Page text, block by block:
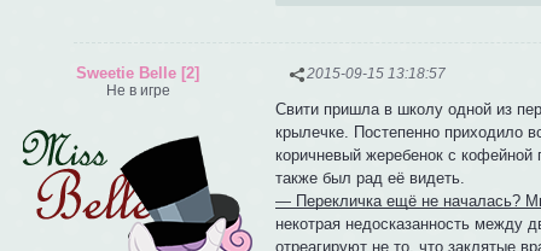
2015-09-15 13:18:57
Sweetie Belle [2]
Не в игре
Свити пришла в школу одной из
крылечке. Постепенно приходило
коричневый жеребенок с кофейной
также был рад её видеть.
— Перекличка ещё не началась?
некотрая недосказанность между
отреагируют не то, что заклятые